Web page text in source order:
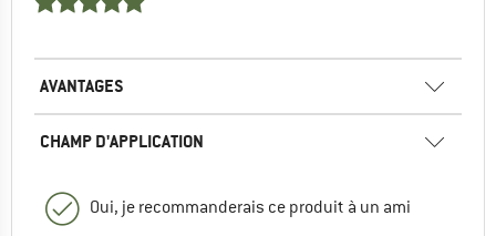
AVANTAGES
CHAMP D'APPLICATION
Oui, je recommanderais ce produit à un ami